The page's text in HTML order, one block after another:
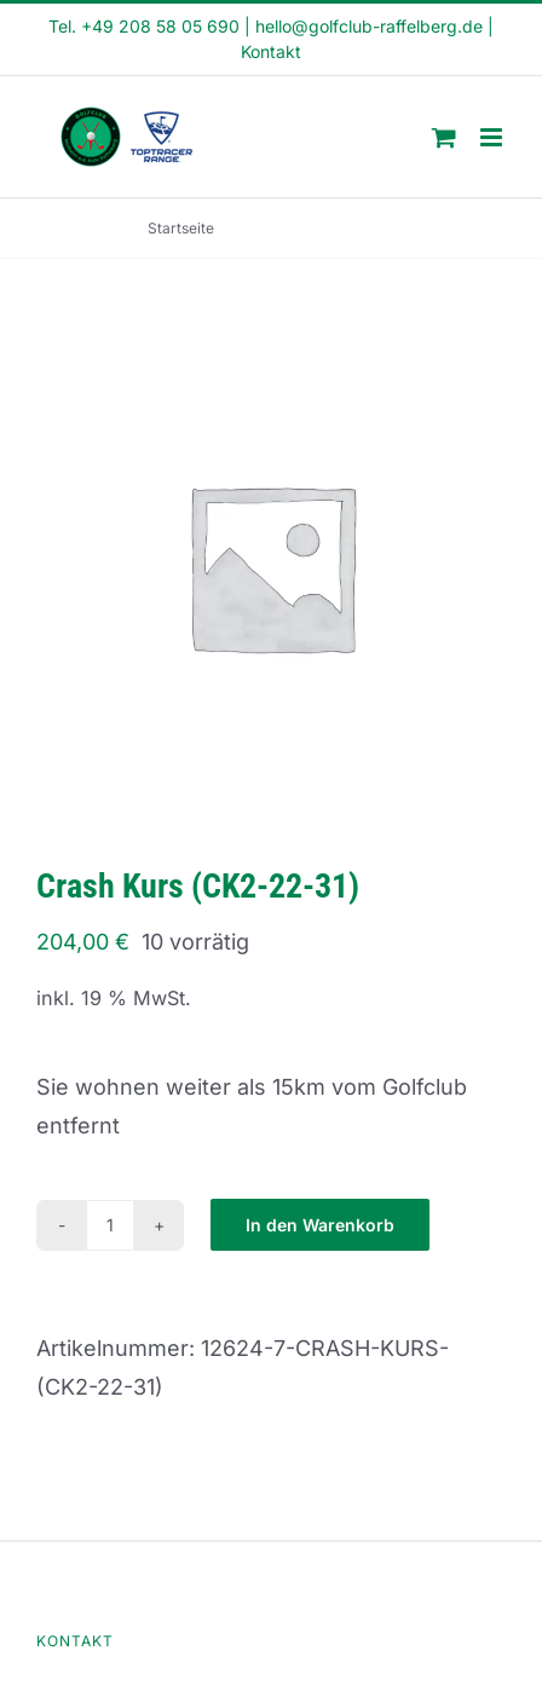
Tel. +49 208 58 05 690 hello@golfclub-raffelberg.de
Kontakt
Startseite
Crash Kurs (CK2-22-31)
204,00 € 10 vorrätig
inkl. 19 % MwSt.
Sie wohnen weiter als 15km vom Golfclub
entfernt
22-
31)
In den Warenkorb
Artikelnummer: 12624-7-CRASH-KURS-
(CK2-22-31)
KONTAKT